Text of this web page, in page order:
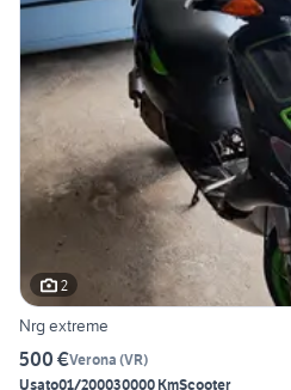
2
Nrg extreme
500 €Verona (VR)
Usato01/200030000 KmScooter